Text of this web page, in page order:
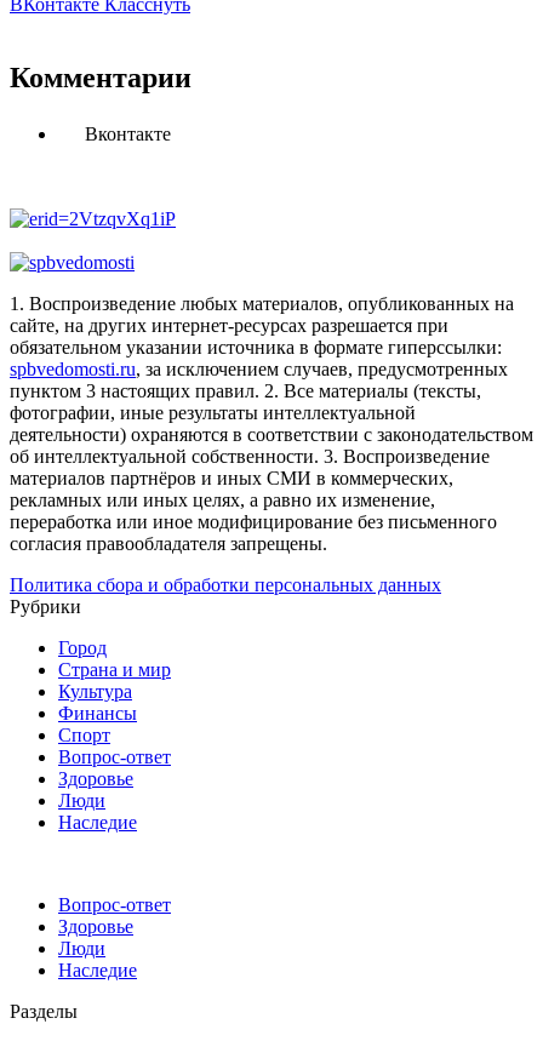
ВКонтакте Класснуть
Комментарии
Вконтакте
1. Воспроизведение любых материалов, опубликованных на
сайте, на других интернет-ресурсах разрешается при
обязательном указании источника в формате гиперссылки:
spbvedomosti.ru, за исключением случаев, предусмотренных
пунктом 3 настоящих правил. 2. Все материалы (тексты,
фотографии, иные результаты интеллектуальной
деятельности) охраняются в соответствии с законодательством
об интеллектуальной собственности. 3. Воспроизведение
материалов партнёров и иных СМИ в коммерческих,
рекламных или иных целях, а равно их изменение,
переработка или иное модифицирование без письменного
согласия правообладателя запрещены.
Политика сбора и обработки персональных данных
Рубрики
Город
Страна и мир
Культура
Финансы
Спорт
Вопрос-ответ
Здоровье
Люди
Наследие
Вопрос-ответ
Здоровье
Люди
Наследие
Разделы